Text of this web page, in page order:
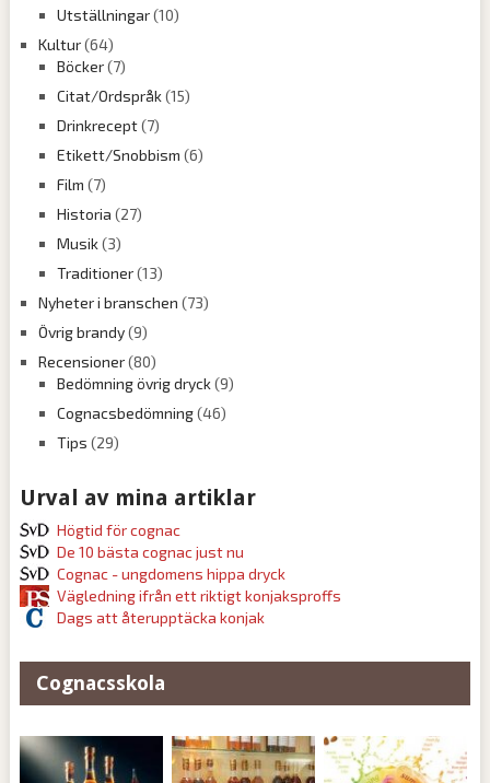
Utställningar(10)
Kultur(64)
Böcker(7)
Citat/Ordspråk(15)
Drinkrecept(7)
Etikett/Snobbism (6)
Film (7)
Historia (27)
Musik(3)
Traditioner(13)
Nyheter i branschen (73)
Övrig brandy(9)
Recensioner(80)
Bedömning övrig dryck(9)
Cognacsbedömning(46)
Tips (29)
Urval av mina artiklar
Högtid för cognac
De 10 bästa cognac just nu
Cognac - ungdomens hippa dryck
Vägledning ifrån ett riktigt konjaksproffs
Dags att återupptäcka konjak
Cognacsskola